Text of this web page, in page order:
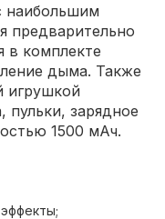
наибольшим
предварительно
в комплекте
дыма. Также
игрушкой
пульки, зарядное
1500 мАч.